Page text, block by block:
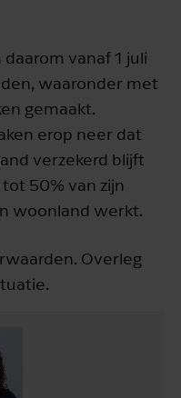
vanaf 1 juli
waaronder met
gemaakt.
erop neer dat
verzekerd blijft
50% van zijn
woonland werkt.
Overleg